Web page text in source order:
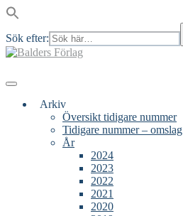
Sök efter:
Skip
Menu
Arkiv
Översikt tidigare nummer
Tidigare nummer – omslag
År
2024
2023
2022
2021
2020